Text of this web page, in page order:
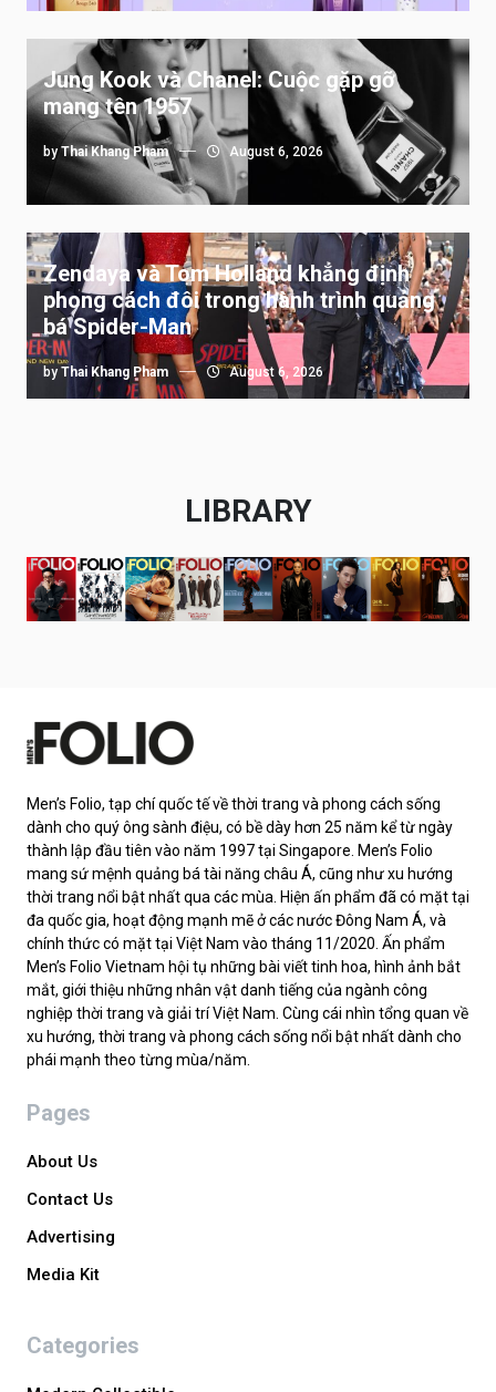
Jung Kook và Chanel: Cuộc gặp gỡ
mang tên 1957
by Thai Khang Pham August 6, 2026
Zendaya và Tom Holland khẳng định
phong cách đôi trong hành trình quảng
bá Spider-Man
by Thai Khang Pham August 6, 2026
LIBRARY
Men’s Folio, tạp chí quốc tế về thời trang và phong cách sống
dành cho quý ông sành điệu, có bề dày hơn 25 năm kể từ ngày
thành lập đầu tiên vào năm 1997 tại Singapore. Men’s Folio
mang sứ mệnh quảng bá tài năng châu Á, cũng như xu hướng
thời trang nổi bật nhất qua các mùa. Hiện ấn phẩm đã có mặt tại
đa quốc gia, hoạt động mạnh mẽ ở các nước Đông Nam Á, và
chính thức có mặt tại Việt Nam vào tháng 11/2020. Ấn phẩm
Men’s Folio Vietnam hội tụ những bài viết tinh hoa, hình ảnh bắt
mắt, giới thiệu những nhân vật danh tiếng của ngành công
nghiệp thời trang và giải trí Việt Nam. Cùng cái nhìn tổng quan về
xu hướng, thời trang và phong cách sống nổi bật nhất dành cho
phái mạnh theo từng mùa/năm.
Pages
About Us
Contact Us
Advertising
Media Kit
Categories